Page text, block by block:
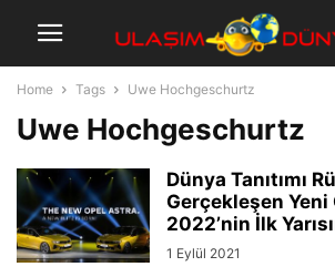
Home Tags Uwe Hochgeschurtz
Uwe Hochgeschurtz
Dünya Tanıtımı
Gerçekleşen Yeni
2022’nin İlk
1 Eylül 2021